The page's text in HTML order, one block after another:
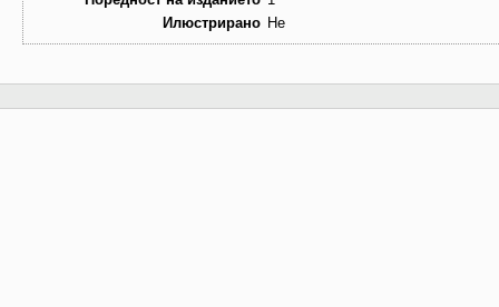
Илюстрирано Не